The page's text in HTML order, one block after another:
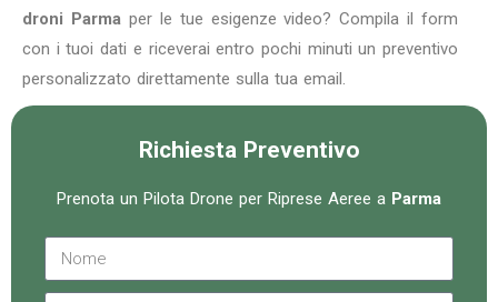
droni Parmaper le tue esigenze video? Compila il form
con i tuoi dati e riceverai entro pochi minuti un preventivo
personalizzato direttamente sulla tua email.
Richiesta Preventivo
Prenota un Pilota Drone per Riprese Aeree a Parma